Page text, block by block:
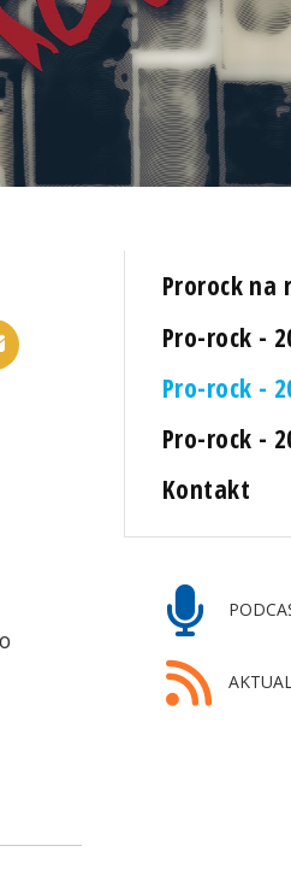
Prorock na
Pro-rock -
Pro-rock -
Pro-rock -
Kontakt